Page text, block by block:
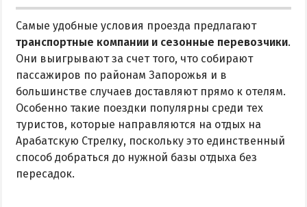
Самые удобные условия проезда предлагают
транспортные компании и сезонные перевозчики.
Они выигрывают за счет того, что собирают
пассажиров по районам Запорожья и в
большинстве случаев доставляют прямо к отелям.
Особенно такие поездки популярны среди тех
туристов, которые направляются на отдых на
Арабатскую Стрелку, поскольку это единственный
способ добраться до нужной базы отдыха без
пересадок.